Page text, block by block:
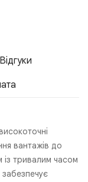
Відгуки
вантажів до
із тривалим часом